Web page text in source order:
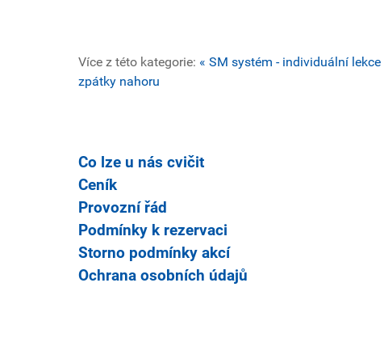
Více z této kategorie: « SM systém - individuální lekce
zpátky nahoru
Co lze u nás cvičit
Ceník
Provozní řád
Podmínky k rezervaci
Storno podmínky akcí
Ochrana osobních údajů